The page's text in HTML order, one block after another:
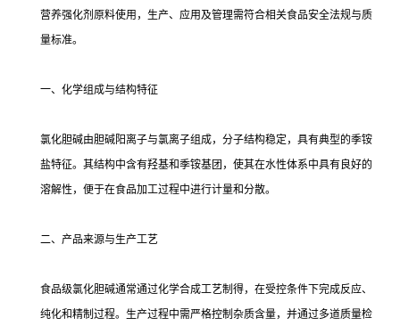
营养强化剂原料使用，生产、应用及管理需符合相关食品安全法规与质
量标准。
一、化学组成与结构特征
氯化胆碱由胆碱阳离子与氯离子组成，分子结构稳定，具有典型的季铵
盐特征。其结构中含有羟基和季铵基团，使其在水性体系中具有良好的
溶解性，便于在食品加工过程中进行计量和分散。
二、产品来源与生产工艺
食品级氯化胆碱通常通过化学合成工艺制得，在受控条件下完成反应、
纯化和精制过程。生产过程中需严格控制杂质含量，并通过多道质量检